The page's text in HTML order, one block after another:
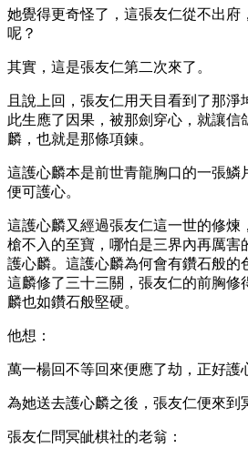
她覺得更奇怪了，這張友仁從不出府
呢？
其實，這是張友仁第二次來了。
且說上回，張友仁用天目看到了那淨
此生應了因果，被那劍穿心，就讓信
麟，也就是那條項鍊。
這護心麟本是前世青龍胸口的一張鱗
便可護心。
這護心麟又經過張友仁這一世的修煉
槍不入的至寶，哪怕是三界內再厲害
護心麟。這護心麟為何會有鑽石般的
這麟修了三十三關，張友仁的前胸修
麟也如鑽石般堅硬。
他想：
萬一楊回不等回來便應了劫，正好護
為她送去護心麟之後，張友仁便來到
張友仁問冥皉棋社的老翁：